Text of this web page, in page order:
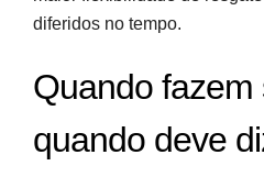
diferidos no tempo.
Quando fazem
quando deve